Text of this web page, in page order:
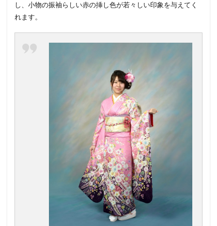
し、小物の振袖らしい赤の挿し色が若々しい印象を与えてく
れます。